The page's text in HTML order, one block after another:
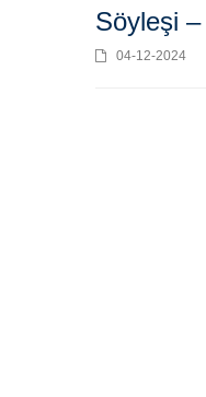
Söyleşi
04-12-2024